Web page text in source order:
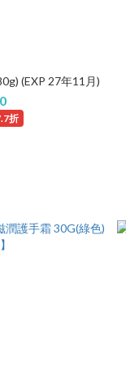
(EXP 27年11月)
折